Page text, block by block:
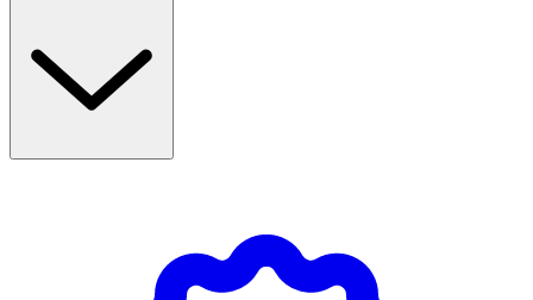
minska trötthet och utmattning. Tiamin, B12 och folsyra
bidrar även till normal psykologisk funktion.
som innehåller bland annat rödbetsjuicepulver, inulin,
Användning & Dosering